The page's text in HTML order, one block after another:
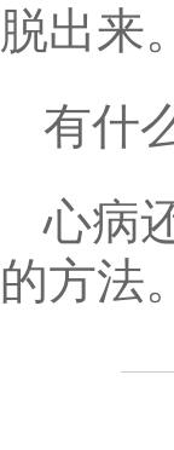
脱出来。
有什
心病
的方法。